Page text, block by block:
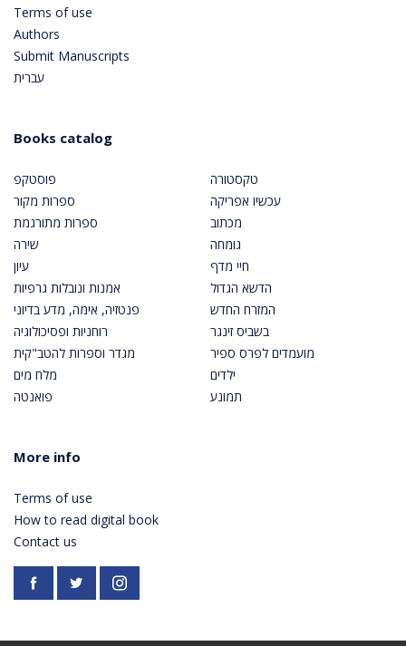
Terms of use
Authors
Submit Manuscripts
עברית
Books catalog
פוסטקפ
ספרות מקור
ספרות מתורגמת
שירה
עיון
אמנות ונובלות גרפיות
פנטזיה, אימה, מדע בדיוני
רוחניות ופסיכולוגיה
מגדר וספרות להטב"קית
מלח מים
פואנטה
טקסטורה
עכשיו אפריקה
מכתוב
גומחה
חיי מדף
הדשא הגדול
המזרח החדש
בשביס זינגר
מועמדים לפרס ספיר
ילדים
תמונע
More info
Terms of use
How to read digital book
Contact us
Facebookhttps://twitter.com/PardesPublish
Instagram